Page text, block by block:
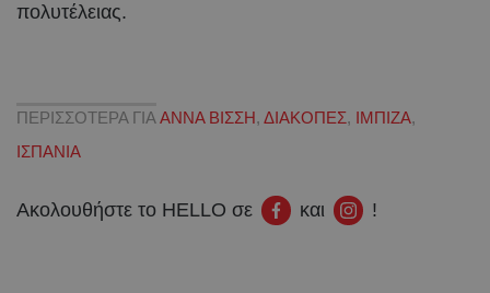
πολυτέλειας.
ΠΕΡΙΣΣΟΤΕΡΑ ΓΙΑ ΑΝΝΑ ΒΙΣΣΗ, ΔΙΑΚΟΠΕΣ, ΙΜΠΙΖΑ,
ΙΣΠΑΝΙΑ
Ακολουθήστε το HELLO σε και !